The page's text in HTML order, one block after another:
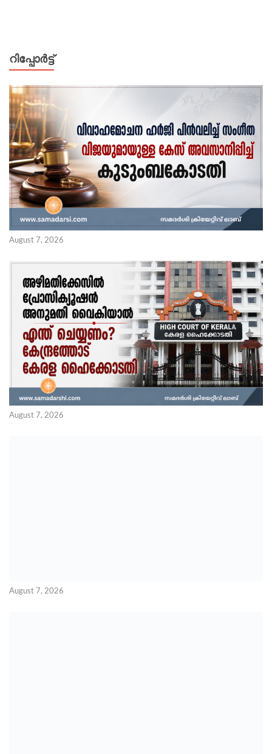
റിപ്പോര്‍ട്ട്
August 7, 2026
August 7, 2026
August 7, 2026